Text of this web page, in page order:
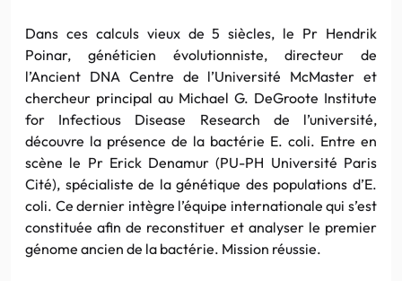
Dans ces calculs vieux de 5 siècles, le Pr Hendrik
Poinar, généticien évolutionniste, directeur de
l’Ancient DNA Centre de l’Université McMaster et
chercheur principal au Michael G. DeGroote Institute
for Infectious Disease Research de l’université,
découvre la présence de la bactérie E. coli. Entre en
scène le Pr Erick Denamur (PU-PH Université Paris
Cité), spécialiste de la génétique des populations d’E.
coli. Ce dernier intègre l’équipe internationale qui s’est
constituée afin de reconstituer et analyser le premier
génome ancien de la bactérie. Mission réussie.